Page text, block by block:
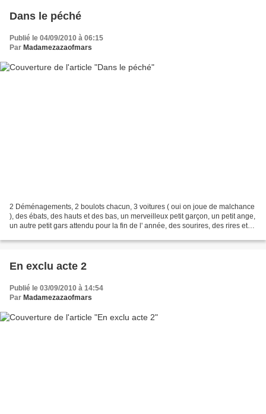
Dans le péché
Publié le 04/09/2010 à 06:15
Par Madamezazaofmars
2 Déménagements, 2 boulots chacun, 3 voitures ( oui on joue de malchance
), des ébats, des hauts et des bas, un merveilleux petit garçon, un petit ange,
un autre petit gars attendu pour la fin de l' année, des sourires, des rires et
En exclu acte 2
Publié le 03/09/2010 à 14:54
Par Madamezazaofmars